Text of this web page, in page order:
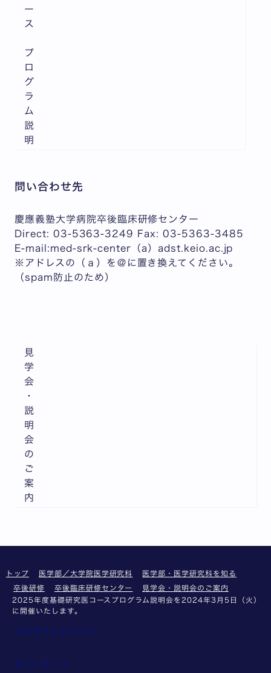
ー
ス
プ
ロ
グ
ラ
ム
説
明
問い合わせ先
慶應義塾大学病院卒後臨床研修センター
Direct: 03-5363-3249 Fax: 03-5363-3485
E-mail:med-srk-center（a）adst.keio.ac.jp
※アドレスの（ａ）を＠に置き換えてください。
（spam防止のため）
見
学
会
・
説
明
会
の
ご
案
内
トップ 医学部／大学院医学研究科
医学部・医学研究科を知る
卒後研修
卒後臨床研修センター
見学会・説明会のご案内
2025年度基礎研究医コースプログラム説明会を2024年3月5日（火）
に開催いたします。
このサイトについて
サイトマップ